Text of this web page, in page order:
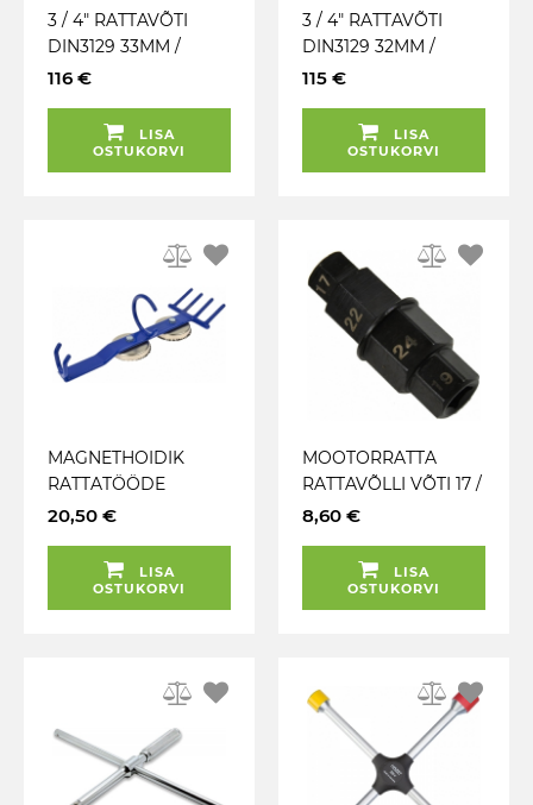
3 / 4" RATTAVÕTI
DIN3129 33MM /
400MM HAZET
116 €
LISA
OSTUKORVI
3 / 4" RATTAVÕTI
DIN3129 32MM /
400MM HAZET
115 €
LISA
OSTUKORVI
MAGNETHOIDIK
RATTATÖÖDE
TÖÖRIISTADELE MAX
20,50 €
LISA
OSTUKORVI
MOOTORRATTA
RATTAVÕLLI VÕTI 17 /
19 / 22 / 24MM
8,60 €
LISA
OSTUKORVI